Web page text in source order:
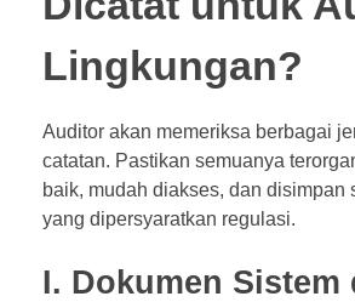
Lingkungan?
Auditor akan memeriksa berbagai
catatan. Pastikan semuanya
baik, mudah diakses, dan disimpan
yang dipersyaratkan regulasi.
I. Dokumen Sistem